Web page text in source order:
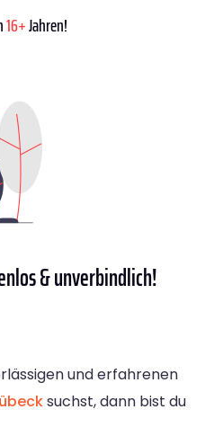
16+Jahren!
& unverbindlich!
und erfahrenen
suchst, dann bist du